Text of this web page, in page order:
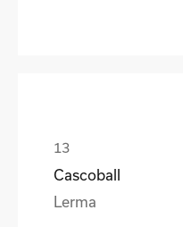
Cascoball
Lerma